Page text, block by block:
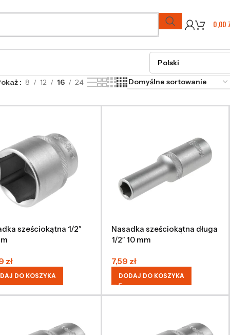
0,00
8 12 16 24
sześciokątna 1/2″
zł
DO KOSZYKA
Nasadka sześciokątna długa
1/2″ 10 mm
7,59 zł
DODAJ DO KOSZYKA